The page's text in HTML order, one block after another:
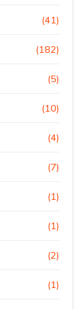
(41)
(182)
(5)
(10)
(4)
(7)
(1)
(1)
(2)
(1)